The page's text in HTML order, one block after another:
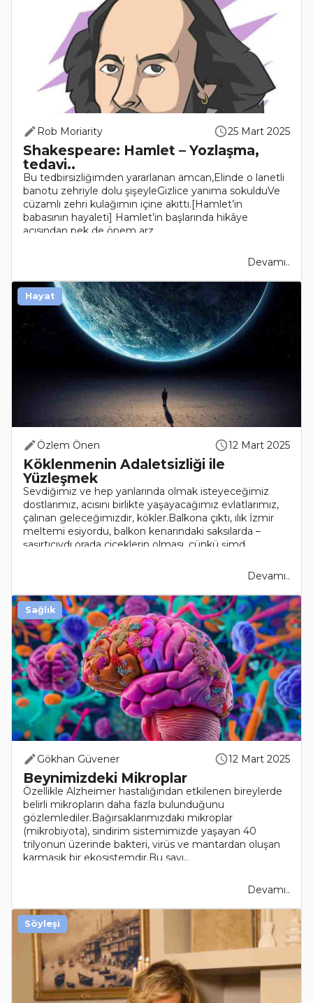
Rob Moriarity 25 Mart 2025
Shakespeare: Hamlet – Yozlaşma,
tedavi..
Bu tedbirsizliğimden yararlanan amcan,Elinde o lanetli
banotu zehriyle dolu şişeyleGizlice yanıma sokulduVe
cüzamlı zehri kulağımın içine akıttı.[Hamlet’in
babasının hayaleti] Hamlet’in başlarında hikâye
açısından pek de önem arz..
Devamı..
Özlem Önen 12 Mart 2025
Köklenmenin Adaletsizliği ile
Yüzleşmek
Sevdiğimiz ve hep yanlarında olmak isteyeceğimiz
dostlarımız, acısını birlikte yaşayacağımız evlatlarımız,
çalınan geleceğimizdir, kökler.Balkona çıktı, ılık İzmir
meltemi esiyordu, balkon kenarındaki saksılarda –
şaşırtıcıydı orada çiçeklerin olması, çünkü şimd..
Devamı..
Hayat
Gökhan Güvener 12 Mart 2025
Beynimizdeki Mikroplar
Özellikle Alzheimer hastalığından etkilenen bireylerde
belirli mikropların daha fazla bulunduğunu
gözlemlediler.Bağırsaklarımızdaki mikroplar
(mikrobiyota), sindirim sistemimizde yaşayan 40
trilyonun üzerinde bakteri, virüs ve mantardan oluşan
karmaşık bir ekosistemdir.Bu sayı,..
Devamı..
Sağlık
Söyleşi